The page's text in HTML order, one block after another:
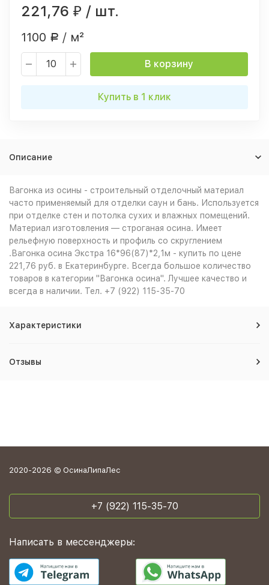
221,76 ₽ / шт.
1100 Р / м²
В корзину
Купить в 1 клик
Описание
Вагонка из осины - строительный отделочный материал
часто применяемый для отделки саун и бань. Используется
при отделке стен и потолка сухих и влажных помещений.
Материал изготовления — строганая осина. Имеет
рельефную поверхность и профиль со скруглением
.Вагонка осина Экстра 16*96(87)*2,1м - купить по цене
221,76 руб. в Екатеринбурге. Всегда большое количество
товаров в категории "Вагонка осина". Лучшее качество и
всегда в наличии. Тел. +7 (922) 115-35-70
Характеристики
Отзывы
2020-2026 © ОсинаЛипаЛес
+7 (922) 115-35-70
Написать в мессенджеры: